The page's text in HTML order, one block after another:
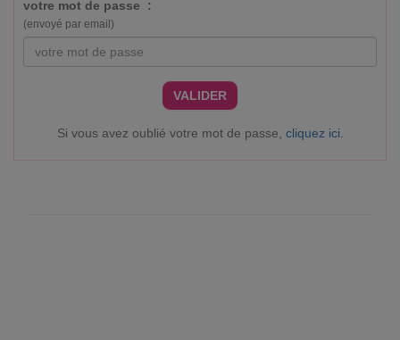
votre mot de passe :
(envoyé par email)
VALIDER
Si vous avez oublié votre mot de passe, cliquez ici